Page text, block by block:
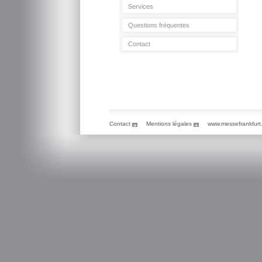
Services
Questions fréquentes
Contact
Contact Mentions légales